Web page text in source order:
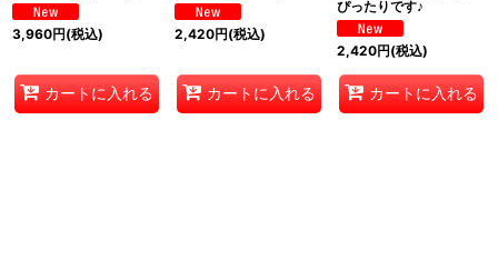
3,960円(税込)
カートに入れる
2,420円(税込)
カートに入れる
ぴったりです♪
2,420円(税込)
カートに入れる